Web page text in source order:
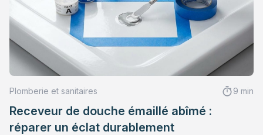
Plomberie et sanitaires 9 min
Receveur de douche émaillé abîmé :
réparer un éclat durablement